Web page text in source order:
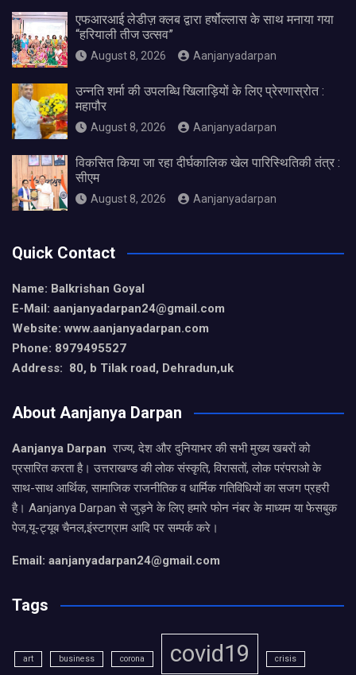
एफआरआई लेडीज़ क्लब द्वारा हर्षोल्लास के साथ मनाया गया
“हरियाली तीज उत्सव”
August 8, 2026 Aanjanyadarpan
उन्नति शर्मा की उपलब्धि खिलाड़ियों के लिए प्रेरणास्रोत :
महापौर
August 8, 2026 Aanjanyadarpan
विकसित किया जा रहा दीर्घकालिक खेल पारिस्थितिकी तंत्र :
सीएम
August 8, 2026 Aanjanyadarpan
Quick Contact
Name: Balkrishan Goyal
E-Mail: aanjanyadarpan24@gmail.com
Website: www.aanjanyadarpan.com
Phone: 8979495527
Address: 80, b Tilak road, Dehradun,uk
About Aanjanya Darpan
Aanjanya Darpan राज्य, देश और दुनियाभर की सभी मुख्य खबरों को
प्रसारित करता है। उत्तराखण्ड की लोक संस्कृति, विरासतों, लोक परंपराओ के
साथ-साथ आर्थिक, सामाजिक राजनीतिक व धार्मिक गतिविधियों का सजग प्रहरी
है। Aanjanya Darpan से जुड़ने के लिए हमारे फोन नंबर के माध्यम या फेसबुक
पेज,यू-ट्यूब चैनल,इंस्टाग्राम आदि पर सम्पर्क करे।
Email: aanjanyadarpan24@gmail.com
Tags
art business corona covid19 crisis